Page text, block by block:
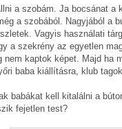
a szobám. Ja bocsánat a
a szobából. Nagyjából a
Vagyis használati
a szekrény az egyetlen
nem kaptok képet. Majd ha
baba kiállításra, klub
babákat kell kitalálni a
fejetlen test?